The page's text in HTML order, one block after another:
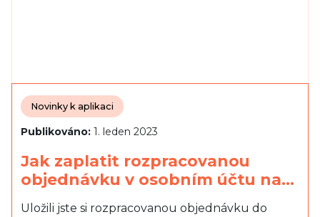
Novinky k aplikaci
Publikováno: 1. leden 2023
Jak zaplatit rozpracovanou
objednávku v osobním účtu na…
Uložili jste si rozpracovanou objednávku do